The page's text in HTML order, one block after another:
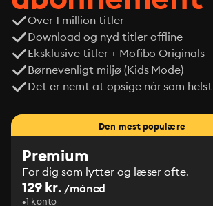
Over 1 million titler
Download og nyd titler offline
Eksklusive titler + Mofibo Originals
Børnevenligt miljø (Kids Mode)
Det er nemt at opsige når som helst
Den mest populære
Premium
For dig som lytter og læser ofte.
129 kr. /måned
1 konto